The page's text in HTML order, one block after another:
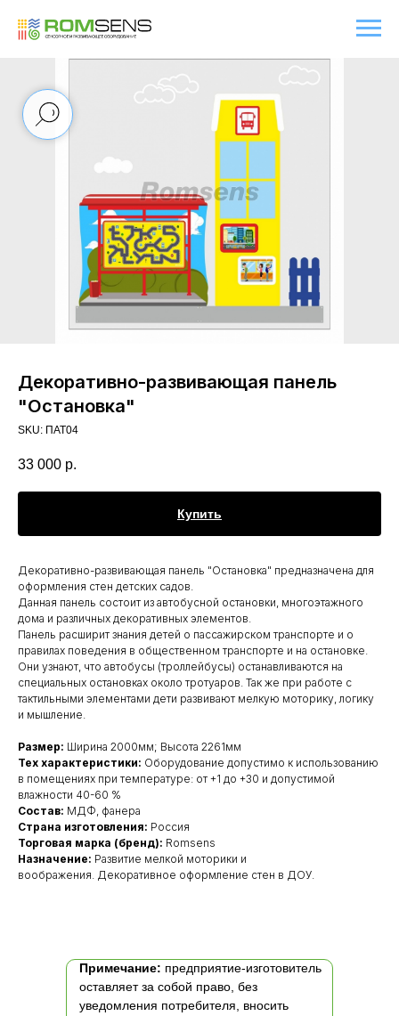
Декоративно-развивающая панель
"Остановка"
SKU: ПАТ04
33 000 р.
Купить
Декоративно-развивающая панель "Остановка" предназначена для
оформления стен детских садов.
Данная панель состоит из автобусной остановки, многоэтажного
дома и различных декоративных элементов.
Панель расширит знания детей о пассажирском транспорте и о
правилах поведения в общественном транспорте и на остановке.
Они узнают, что автобусы (троллейбусы) останавливаются на
специальных остановках около тротуаров. Так же при работе с
тактильными элементами дети развивают мелкую моторику, логику
и мышление.
Размер: Ширина 2000мм; Высота 2261мм
Тех характеристики: Оборудование допустимо к использованию
в помещениях при температуре: от +1 до +30 и допустимой
влажности 40-60 %
Состав: МДФ, фанера
Страна изготовления: Россия
Торговая марка (бренд): Romsens
Назначение: Развитие мелкой моторики и
воображения. Декоративное оформление стен в ДОУ.
Примечание: предприятие-изготовитель
оставляет за собой право, без
уведомления потребителя, вносить